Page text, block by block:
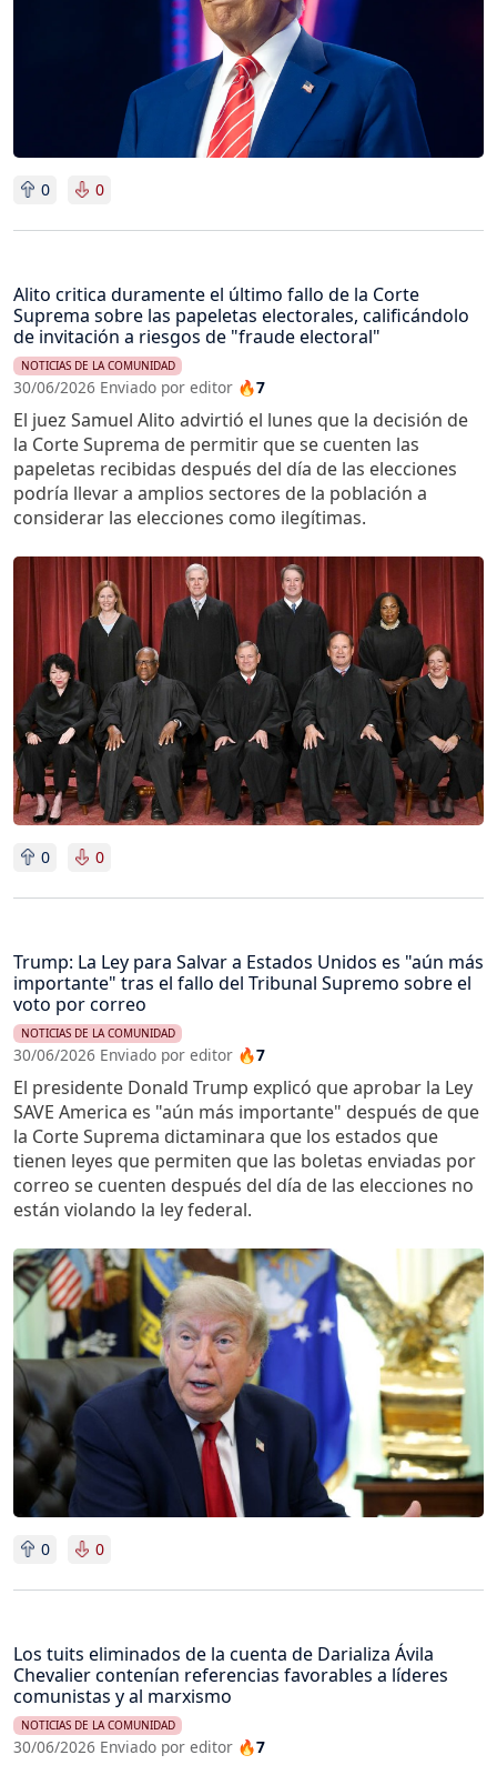
0 0
Alito critica duramente el último fallo de la Corte
Suprema sobre las papeletas electorales, calificándolo
de invitación a riesgos de "fraude electoral"
NOTICIAS DE LA COMUNIDAD
30/06/2026 Enviado por editor 🔥7
El juez Samuel Alito advirtió el lunes que la decisión de
la Corte Suprema de permitir que se cuenten las
papeletas recibidas después del día de las elecciones
podría llevar a amplios sectores de la población a
considerar las elecciones como ilegítimas.
Imagen
0 0
Trump: La Ley para Salvar a Estados Unidos es "aún más
importante" tras el fallo del Tribunal Supremo sobre el
voto por correo
NOTICIAS DE LA COMUNIDAD
30/06/2026 Enviado por editor 🔥7
El presidente Donald Trump explicó que aprobar la Ley
SAVE America es "aún más importante" después de que
la Corte Suprema dictaminara que los estados que
tienen leyes que permiten que las boletas enviadas por
correo se cuenten después del día de las elecciones no
están violando la ley federal.
Imagen
0 0
Los tuits eliminados de la cuenta de Darializa Ávila
Chevalier contenían referencias favorables a líderes
comunistas y al marxismo
NOTICIAS DE LA COMUNIDAD
30/06/2026 Enviado por editor 🔥7